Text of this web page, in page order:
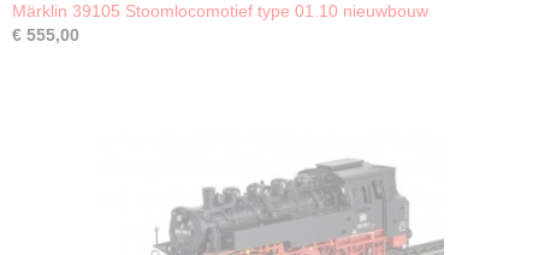
Märklin 39105 Stoomlocomotief type 01.10 nieuwbouw
€ 555,00